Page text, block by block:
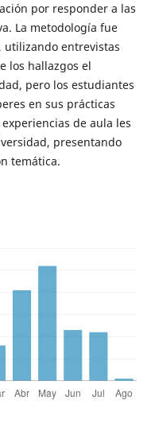
por responder a las
La metodología fue
entrevistas
los hallazgos el
pero los estudiantes
en sus prácticas
de aula les
presentando
temática.